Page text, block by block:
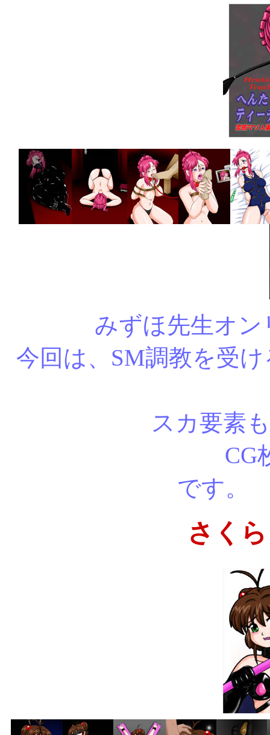
みずほ先生オン
今回は、SM調教を受
スカ要素もある
CG枚数は、
で
さく